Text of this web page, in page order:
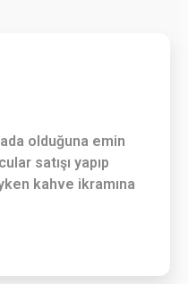
olduğuna emin
satışı yapıp
kahve ikramına